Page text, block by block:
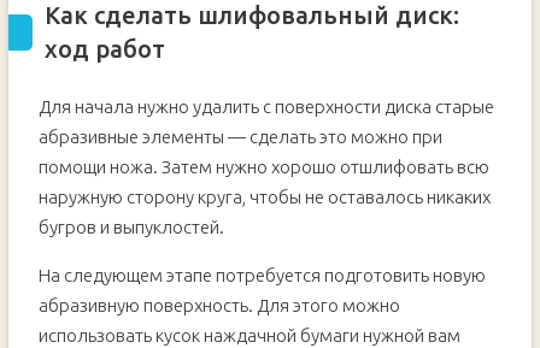
Как сделать шлифовальный диск:
ход работ
Для начала нужно удалить с поверхности диска старые
абразивные элементы — сделать это можно при
помощи ножа. Затем нужно хорошо отшлифовать всю
наружную сторону круга, чтобы не оставалось никаких
бугров и выпуклостей.
На следующем этапе потребуется подготовить новую
абразивную поверхность. Для этого можно
использовать кусок наждачной бумаги нужной вам